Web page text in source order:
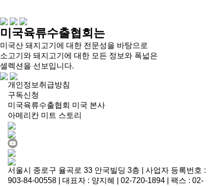
미국육류수출협회는
미국산 돼지고기에 대한 전문성을 바탕으로
소고기와 돼지고기에 대한 모든 정보와 폭넓은
셀렉션을 선보입니다.
개인정보취급방침
구독신청
미국육류수출협회 미국 본사
아메리칸 미트 스토리
서울시 종로구 율곡로 33 안국빌딩 3층 | 사업자 등록번호 :
903-84-00558 | 대표자 : 양지혜 | 02-720-1894 | 팩스 : 02-